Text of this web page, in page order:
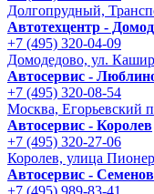
Долгопрудный,
Автотехцентр -
+7 (495) 320-04-09
Домодедово, ул.
Автосервис -
+7 (495) 320-08-54
Москва, Егорьевский
Автосервис - Королев
+7 (495) 320-27-06
Королев, улица
Автосервис -
+7 (495) 989-83-41